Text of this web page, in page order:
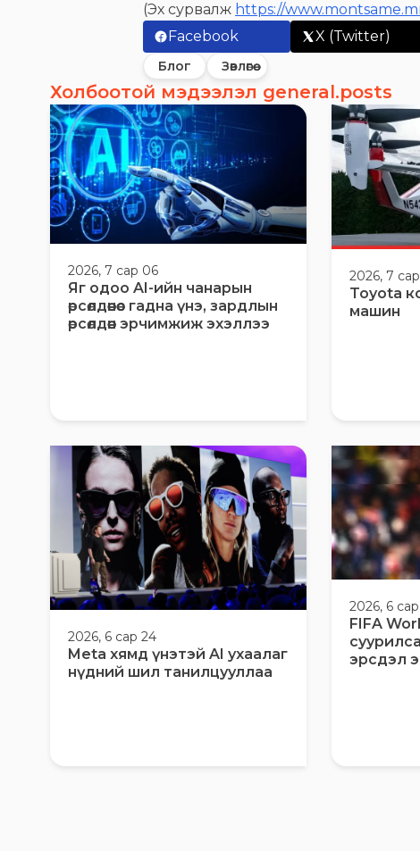
(Эх сурвалж https://
Facebook
X (Twitter)
Блог Зөвлөгөө
Холбоотой мэдээлэл general.posts
2026, 7 сар 06
Яг одоо AI-ийн чанарын
өрсөлдөөнөөс гадна үнэ, зардлын
өрсөлдөөн эрчимжиж эхэллээ
2026, 7
Toyota
машин
2026, 6 сар 24
Meta хямд үнэтэй AI ухаалаг
нүдний шил танилцууллаа
2026, 6
FIFA
эрсдэл